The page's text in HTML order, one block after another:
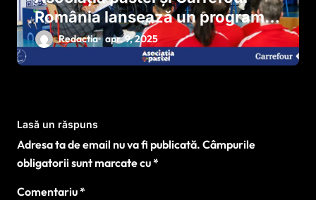
România lansează un program
național pentru dezvoltarea
sportului paralimpic
Redactia apr. 9, 2025
Lasă un răspuns
Adresa ta de email nu va fi publicată. Câmpurile
obligatorii sunt marcate cu*
Comentariu*